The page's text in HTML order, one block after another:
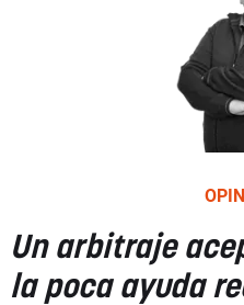
Un arbitraje
la poca ayuda